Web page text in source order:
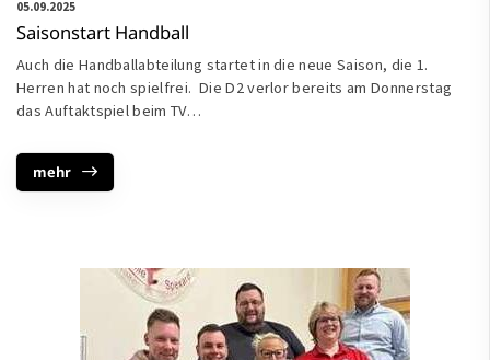
05.09.2025
Saisonstart Handball
Auch die Handballabteilung startet in die neue Saison, die 1.
Herren hat noch spielfrei. Die D2 verlor bereits am Donnerstag
das Auftaktspiel beim TV…
mehr